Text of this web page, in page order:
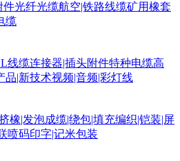
件光纤光缆航空|铁路线缆矿用橡套
缆
线缆连接器|插头附件特种电缆高
品|新技术视频|音频|彩灯线
橡|发泡成缆|绕包|填充编织|铠装|屏
喷码印字|记米包装